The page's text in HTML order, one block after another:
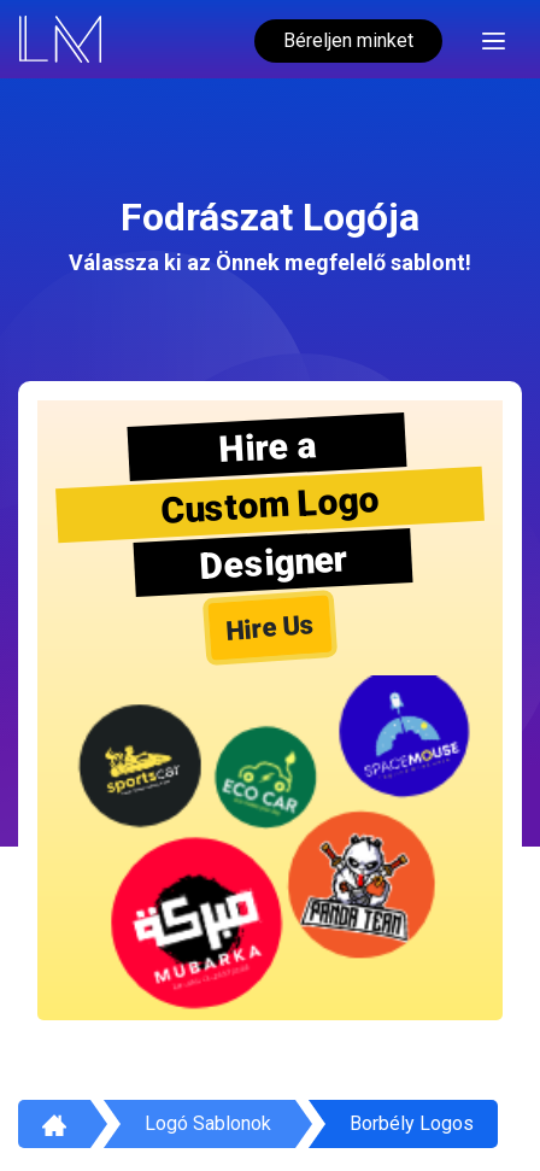
Béreljen minket
Fodrászat Logója
Válassza ki az Önnek megfelelő sablont!
Hire a
Custom Logo
Designer
Hire Us
Logó Sablonok Borbély Logos